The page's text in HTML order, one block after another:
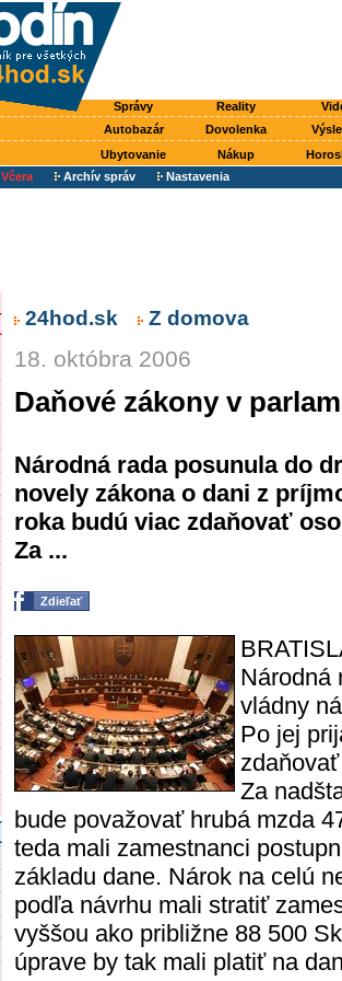
Správy Reality
Autobazár Dovolenka
Ubytovanie Nákup
Včera Archív správ Nastavenia
24hod.sk Z domova
18. októbra 2006
Daňové zákony v
Národná rada posunula do
novely zákona o dani z
roka budú viac zdaňovať
Za ...
Zdieľať
Národná
vládny
Po jej
Za
bude považovať hrubá mzda
teda mali zamestnanci
základu dane. Nárok na celú
podľa návrhu mali stratiť
vyššou ako približne 88 500
úprave by tak mali platiť na